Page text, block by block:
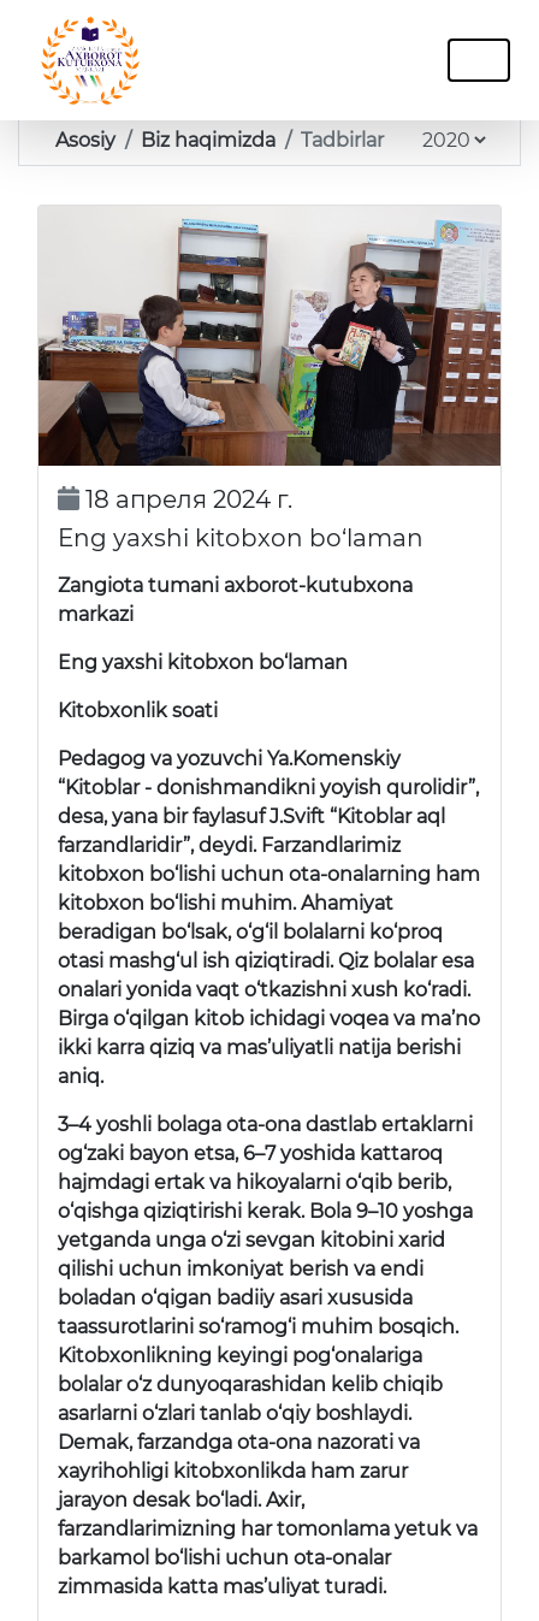
Asosiy Biz haqimizda Tadbirlar
18 апреля 2024 г.
Eng yaxshi kitobxon bo‘laman
Zangiota tumani axborot-kutubxona
markazi
Eng yaxshi kitobxon bo‘laman
Kitobxonlik soati
Pedagog va yozuvchi Ya.Komenskiy
“Kitoblar - donishmandikni yoyish qurolidir”,
desa, yana bir faylasuf J.Svift “Kitoblar aql
farzandlaridir”, deydi. Farzandlarimiz
kitobxon bo‘lishi uchun ota-onalarning ham
kitobxon bo‘lishi muhim. Ahamiyat
beradigan bo‘lsak, o‘g‘il bolalarni ko‘proq
otasi mashg‘ul ish qiziqtiradi. Qiz bolalar esa
onalari yonida vaqt o‘tkazishni xush ko‘radi.
Birga o‘qilgan kitob ichidagi voqea va ma’no
ikki karra qiziq va mas’uliyatli natija berishi
aniq.
3­–4 yoshli bolaga ota-ona dastlab ertaklarni
og‘zaki bayon etsa, 6–7 yoshida kattaroq
hajmdagi ertak va hikoyalarni o‘qib berib,
o‘qishga qiziqtirishi kerak. Bola 9–10 yoshga
yetganda unga o‘zi sevgan kitobini xarid
qilishi uchun imkoniyat berish va endi
boladan o‘qigan badiiy asari xususida
taassurotlarini so‘ramog‘i muhim bosqich.
Kitobxonlikning keyingi pog‘onalariga
bolalar o‘z dunyoqarashidan kelib chiqib
asarlarni o‘zlari tanlab o‘qiy boshlaydi.
Demak, farzandga ota-ona nazorati va
xayrihohligi kitobxonlikda ham zarur
jarayon desak bo‘ladi. Axir,
farzandlarimizning har tomonlama yetuk va
barkamol bo‘lishi uchun ota-onalar
zimmasida katta mas’uliyat turadi.